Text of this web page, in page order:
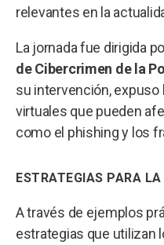
relevantes en la
La jornada fue dirigida
de Cibercrimen de la
su intervención,
virtuales que pueden
como el phishing y los
ESTRATEGIAS PARA
A través de ejemplos
estrategias que utilizan